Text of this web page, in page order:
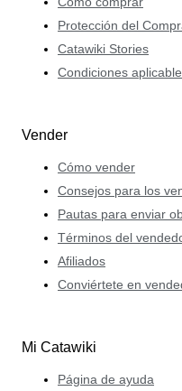
Protección del
Catawiki Stories
Condiciones
Vender
Cómo vender
Consejos para los
Pautas para enviar
Términos del
Afiliados
Conviértete en
Mi Catawiki
Página de ayuda